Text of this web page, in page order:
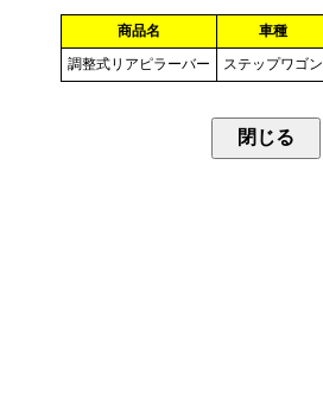
商品名 車種
調整式リアピラーバー
ステップワゴン